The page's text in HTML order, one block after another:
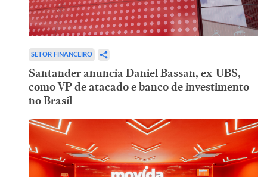
SETOR FINANCEIRO
Santander anuncia Daniel Bassan, ex-UBS,
como VP de atacado e banco de investimento
no Brasil